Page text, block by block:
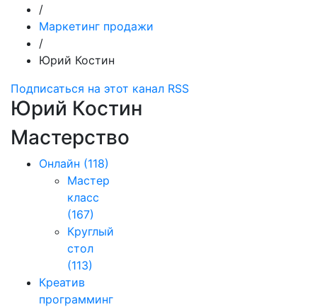
/
Маркетинг продажи
/
Юрий Костин
Подписаться на этот канал RSS
Юрий Костин
Мастерство
Онлайн (118)
Мастер
класс
(167)
Круглый
стол
(113)
Креатив
программинг